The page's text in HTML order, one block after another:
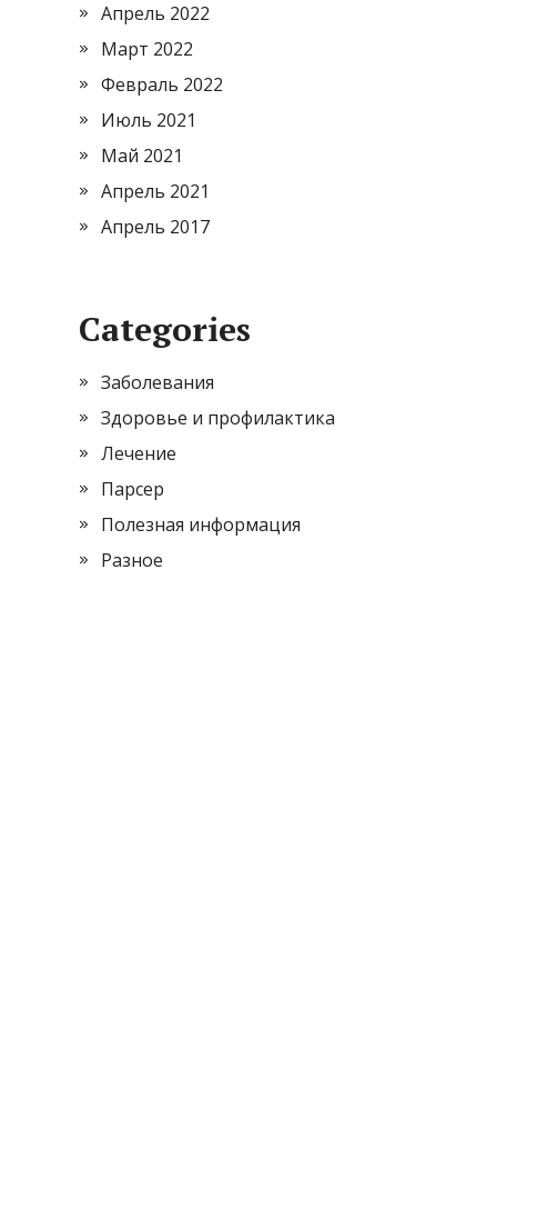
Апрель 2022
Март 2022
Февраль 2022
Июль 2021
Май 2021
Апрель 2021
Апрель 2017
Categories
Заболевания
Здоровье и профилактика
Лечение
Парсер
Полезная информация
Разное